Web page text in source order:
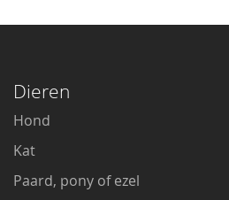
Dieren
Hond
Kat
Paard, pony of ezel